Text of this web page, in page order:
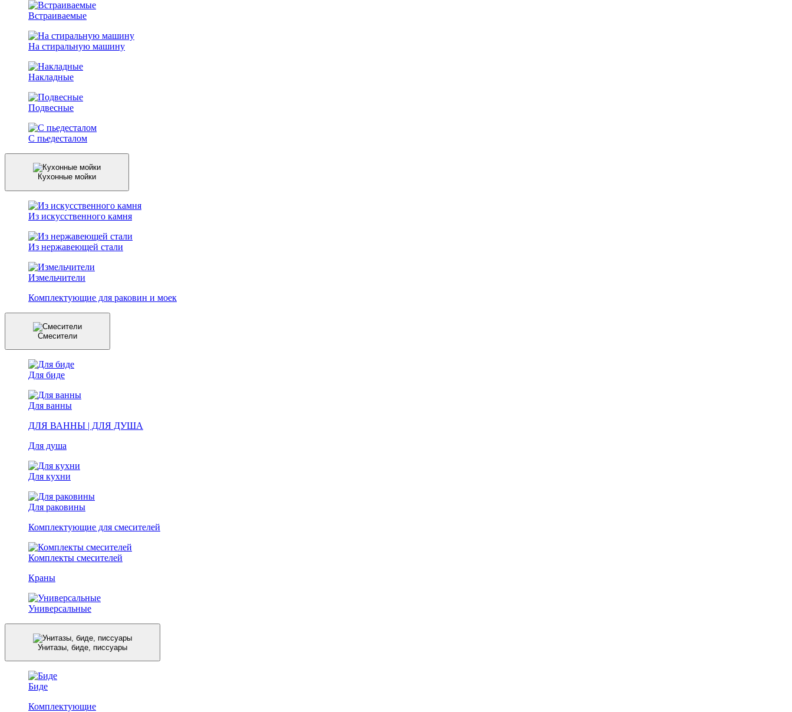
Встраиваемые
На стиральную машину
Накладные
Подвесные
С пьедесталом
Кухонные мойки
Из искусственного камня
Из нержавеющей стали
Измельчители
Комплектующие для раковин и моек
Смесители
Для биде
Для ванны
ДЛЯ ВАННЫ | ДЛЯ ДУША
Для душа
Для кухни
Для раковины
Комплектующие для смесителей
Комплекты смесителей
Краны
Универсальные
Унитазы, биде, писсуары
Биде
Комплектующие